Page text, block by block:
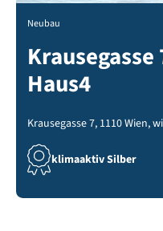
Neubau
Haus4
Krausegasse 7, 1110 Wien,
klimaaktiv Silber